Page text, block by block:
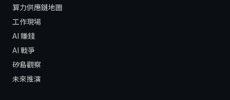
算力供應鏈地圖
工作現場
AI 賺錢
AI 戰爭
矽島觀察
未來推演